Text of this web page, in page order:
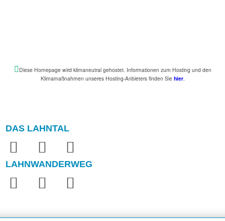
Diese Homepage wird klimaneutral gehostet. Informationen zum Hosting und den
Klimamaßnahmen unseres Hosting-Anbieters finden Sie hier.
DAS LAHNTAL
LAHNWANDERWEG